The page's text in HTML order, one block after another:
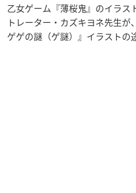
乙女ゲーム『薄桜鬼』のイラス
トレーター・カズキヨネ先生
ゲゲの謎（ゲ謎）』イラストの